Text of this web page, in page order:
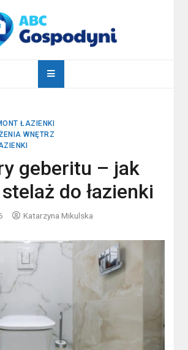
ŁAZIENKI
WNĘTRZ
geberitu – jak
do łazienki
Katarzyna Mikulska